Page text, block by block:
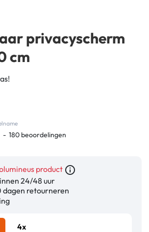
privacyscherm
cm
- 180 beoordelingen
product info_outline
24/48 uur
dagen retourneren
4x